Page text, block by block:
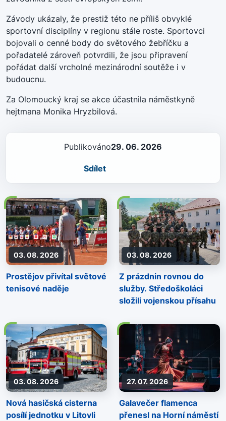
Závody ukázaly, že prestiž této ne příliš obvyklé
sportovní disciplíny v regionu stále roste. Sportovci
bojovali o cenné body do světového žebříčku a
pořadatelé zároveň potvrdili, že jsou připravení
pořádat další vrcholné mezinárodní soutěže i v
budoucnu.
Za Olomoucký kraj se akce účastnila náměstkyně
hejtmana Monika Hryzbilová.
Publikováno29. 06. 2026
Sdílet
03. 08. 2026
Prostějov přivítal světové
tenisové naděje
03. 08. 2026
Z prázdnin rovnou do
služby. Středoškoláci
složili vojenskou přísahu
03. 08. 2026
Nová hasičská cisterna
posílí jednotku v Litovli
27. 07. 2026
Galavečer flamenca
přenesl na Horní náměstí